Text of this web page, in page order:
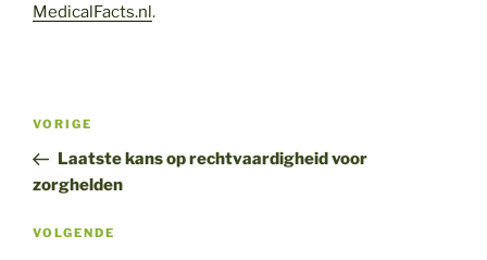
MedicalFacts.nl.
Bericht
Vorig
bericht
VORIGE
Laatste kans op rechtvaardigheid voor
zorghelden
Volgend
VOLGENDE